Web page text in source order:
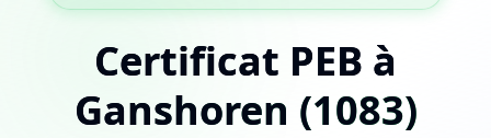
Certificat PEB à
Ganshoren (1083)